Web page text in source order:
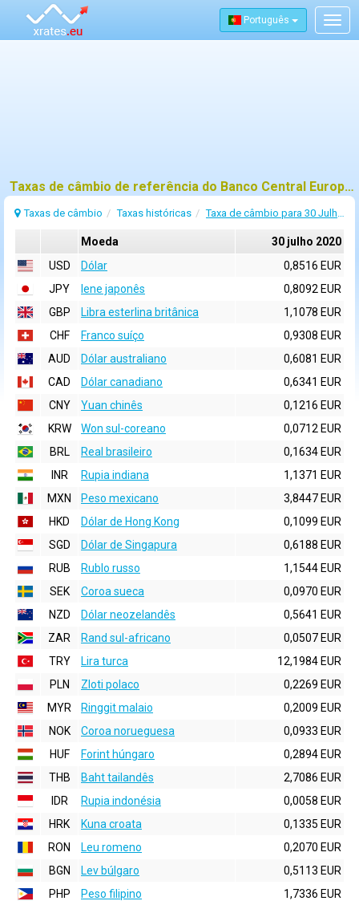
Português
Taxas de câmbio de referência do Banco Central Europeu (BCE) para 30 julho 2020
Taxas de câmbio Taxas históricas Taxa de câmbio para 30 Julho 2020
Moeda
30 julho 2020
USD
Dólar
0,8516 EUR
JPY
Iene japonês
0,8092 EUR
GBP
Libra esterlina britânica
1,1078 EUR
CHF
Franco suíço
0,9308 EUR
AUD
Dólar australiano
0,6081 EUR
CAD
Dólar canadiano
0,6341 EUR
CNY
Yuan chinês
0,1216 EUR
KRW
Won sul-coreano
0,0712 EUR
BRL
Real brasileiro
0,1634 EUR
INR
Rupia indiana
1,1371 EUR
MXN
Peso mexicano
3,8447 EUR
HKD
Dólar de Hong Kong
0,1099 EUR
SGD
Dólar de Singapura
0,6188 EUR
RUB
Rublo russo
1,1544 EUR
SEK
Coroa sueca
0,0970 EUR
NZD
Dólar neozelandês
0,5641 EUR
ZAR
Rand sul-africano
0,0507 EUR
TRY
Lira turca
12,1984 EUR
PLN
Zloti polaco
0,2269 EUR
MYR
Ringgit malaio
0,2009 EUR
NOK
Coroa norueguesa
0,0933 EUR
HUF
Forint húngaro
0,2894 EUR
THB
Baht tailandês
2,7086 EUR
IDR
Rupia indonésia
0,0058 EUR
HRK
Kuna croata
0,1335 EUR
RON
Leu romeno
0,2070 EUR
BGN
Lev búlgaro
0,5113 EUR
PHP
Peso filipino
1,7336 EUR